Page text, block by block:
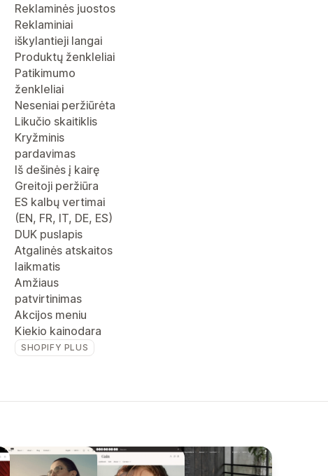
Reklaminės juostos
Reklaminiai
iškylantieji langai
Produktų ženkleliai
Patikimumo
ženkleliai
Neseniai peržiūrėta
Likučio skaitiklis
Kryžminis
pardavimas
Iš dešinės į kairę
Greitoji peržiūra
ES kalbų vertimai
(EN, FR, IT, DE, ES)
DUK puslapis
Atgalinės atskaitos
laikmatis
Amžiaus
patvirtinimas
Akcijos meniu
Kiekio kainodara
SHOPIFY PLUS